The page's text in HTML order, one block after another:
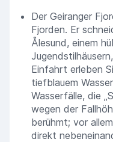
Der Geiranger
Fjorden. Er
Ålesund, einem
Einfahrt erleben
tiefblauem
Wasserfälle, die
wegen der
berühmt; vor
direkt